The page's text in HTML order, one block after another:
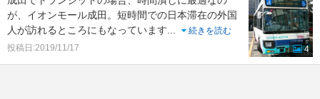
が、イオンモール成田。短時間での日本滞在の外国
人が訪れるところにもなっています...
続きを読む
投稿日:2019/11/17
4